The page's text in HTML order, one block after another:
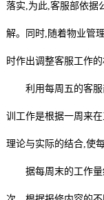
落实,为此,客服部依据
解。同时,随着物业管
时作出调整客服工作
利用每周五的客服
训工作是根据一周来
理论与实际的结合,使
据每周末的工作量